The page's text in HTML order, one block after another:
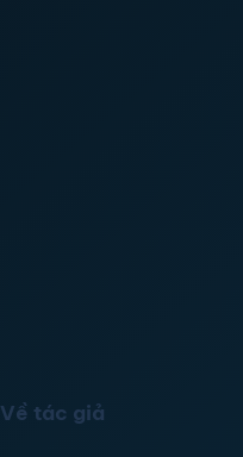
Về tác giả